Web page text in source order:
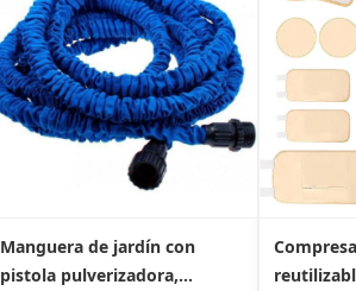
cantonesa
Manguera de jardín con
pistola pulverizadora,